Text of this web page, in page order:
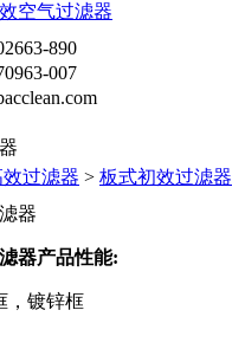
空气过滤器
890
007
效过滤器 > 板式初效过滤器
器
器产品性能:
，镀锌框